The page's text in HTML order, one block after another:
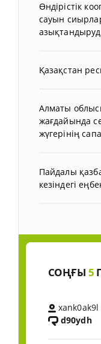
Өндірістік
сауын
Қазақстан
Алматы
жағдайында
жүгерінің
Пайдалы
кезіндегі
СОҢҒЫ 5
xank0ak9l
d90ydh